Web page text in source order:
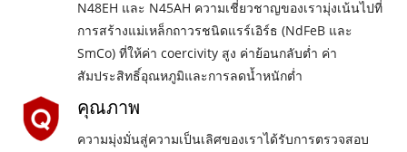
N48EH และ N45AH ความเชี่ยวชาญของเรามุ่งเน้นไปที่
การสร้างแม่เหล็กถาวรชนิดแรร์เอิร์ธ (NdFeB และ
SmCo) ที่ให้ค่า coercivity สูง ค่าย้อนกลับต่ำ ค่า
สัมประสิทธิ์อุณหภูมิและการลดน้ำหนักต่ำ
คุณภาพ
ความมุ่งมั่นสู่ความเป็นเลิศของเราได้รับการตรวจสอบ